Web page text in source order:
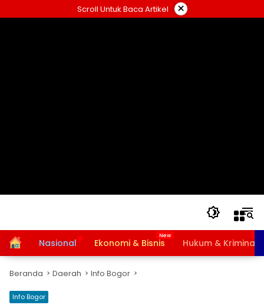
ke
Scroll Untuk Baca Artikel ×
HomeNasional Ekonomi & Bisnis Hukum & Kriminal
Beranda Daerah Info Bogor
Info Bogor